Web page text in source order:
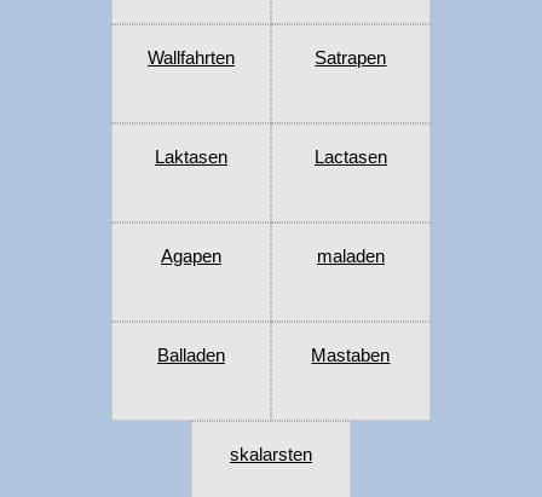
Wallfahrten Satrapen
Laktasen Lactasen
Agapen maladen
Balladen Mastaben
skalarsten